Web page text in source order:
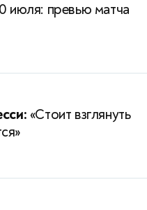
июля: превью матча
«Стоит взглянуть